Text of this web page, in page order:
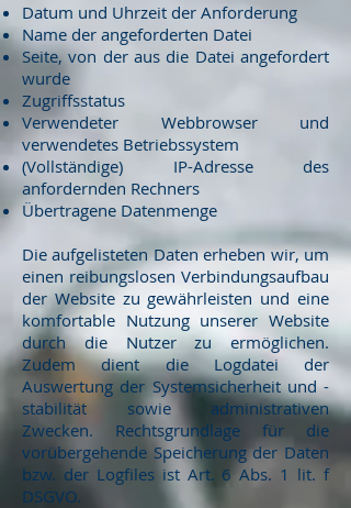
Datum und Uhrzeit der Anforderung
Name der angeforderten Datei
Seite, von der aus die Datei angefordert
wurde
Zugriffsstatus
Verwendeter Webbrowser und
verwendetes Betriebssystem
(Vollständige) IP-Adresse des
anfordernden Rechners
Übertragene Datenmenge
Die aufgelisteten Daten erheben wir, um
einen reibungslosen Verbindungsaufbau
der Website zu gewährleisten und eine
komfortable Nutzung unserer Website
durch die Nutzer zu ermöglichen.
Zudem dient die Logdatei der
Auswertung der Systemsicherheit und -
stabilität sowie administrativen
Zwecken. Rechtsgrundlage für die
vorübergehende Speicherung der Daten
bzw. der Logfiles ist Art. 6 Abs. 1 lit. f
DSGVO.